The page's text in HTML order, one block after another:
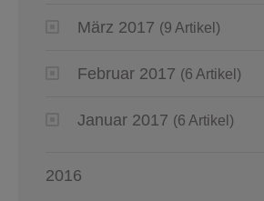
März 2017 (9 Artikel)
Februar 2017 (6 Artikel)
Januar 2017 (6 Artikel)
2016